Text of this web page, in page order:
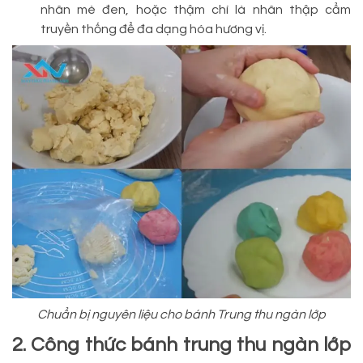
nhân mè đen, hoặc thậm chí là nhân thập cẩm
truyền thống để đa dạng hóa hương vị.
Chuẩn bị nguyên liệu cho bánh Trung thu ngàn lớp
2. Công thức bánh trung thu ngàn lớp